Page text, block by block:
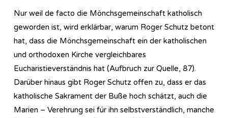
Nur weil de facto die Mönchsgemeinschaft katholisch
geworden ist, wird erklärbar, warum Roger Schutz betont
hat, dass die Mönchsgemeinschaft ein der katholischen
und orthodoxen Kirche vergleichbares
Eucharistieverständnis hat (Aufbruch zur Quelle, 87).
Darüber hinaus gibt Roger Schutz offen zu, dass er das
katholische Sakrament der Buße hoch schätzt, auch die
Marien – Verehrung sei für ihn selbstverständlich, manche